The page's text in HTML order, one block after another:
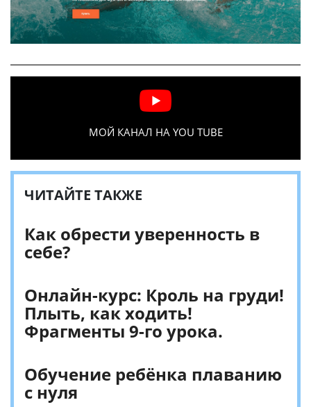
МОЙ КАНАЛ НА YOU TUBE
ЧИТАЙТЕ ТАКЖЕ
Как обрести уверенность в
себе?
Онлайн-курс: Кроль на груди!
Плыть, как ходить!
Фрагменты 9-го урока.
Обучение ребёнка плаванию
с нуля